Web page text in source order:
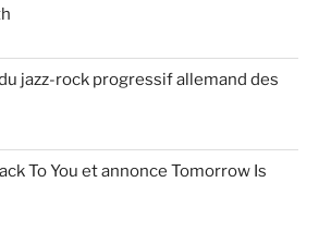
jazz-rock progressif allemand des
To You et annonce Tomorrow Is